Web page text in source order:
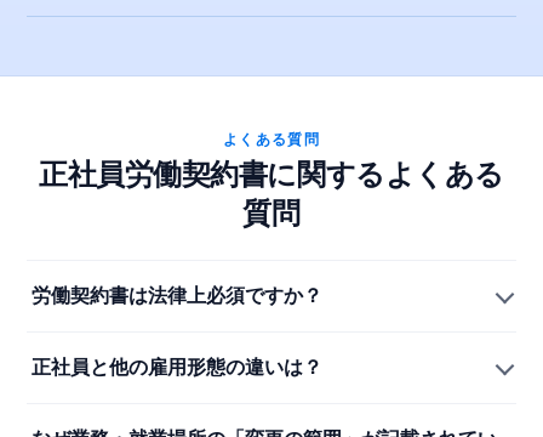
よくある質問
正社員労働契約書に関するよくある
質問
労働契約書は法律上必須ですか？
正社員と他の雇用形態の違いは？